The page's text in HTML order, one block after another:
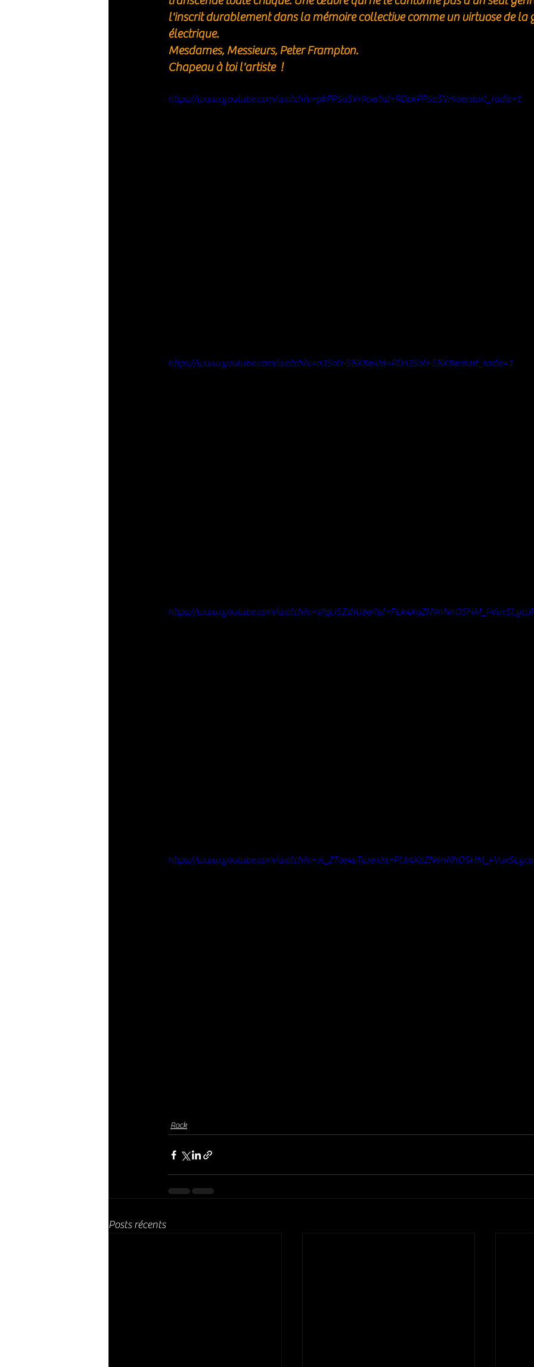
l'inscrit durablement dans la mémoire collective comme un virtuose de la
électrique.
Mesdames, Messieurs, Peter Frampton.
Chapeau à toi l'artiste  !
https://www.youtube.com/watch?v=pkPP5aSVr9o&list=RDpkPP5aSVr9o&start_radio=1
https://www.youtube.com/watch?v=n3Solr-SBX8&list=RDn3Solr-SBX8&start_radio=1
https://www.youtube.com/watch?v=s7qLISZshU8&list=PLk4XaZN9nNhOSHM_i-
https://www.youtube.com/watch?v=Jl_ZToe4vTw&list=PLk4XaZN9nNhOSHM_i-
Rock
Posts récents